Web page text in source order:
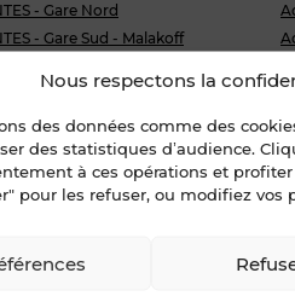
Nous respectons la
des données comme des
des statistiques d’audience.
à ces opérations et
pour les refuser, ou modifiez vos
- République
- Gare Nord
- Gare Sud - Malakoff
- La Beaujoire
- Pont du Cens - Petit port
nous !